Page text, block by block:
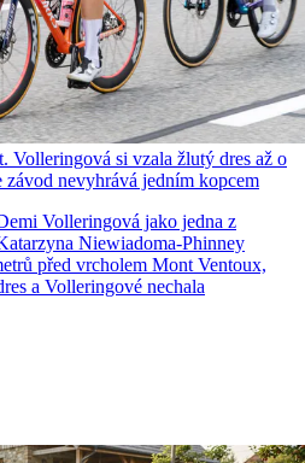
Volleringová si vzala žlutý dres až o
závod nevyhrává jedním kopcem
Volleringová jako jedna z
Niewiadoma-Phinney
před vrcholem Mont Ventoux,
a Volleringové nechala